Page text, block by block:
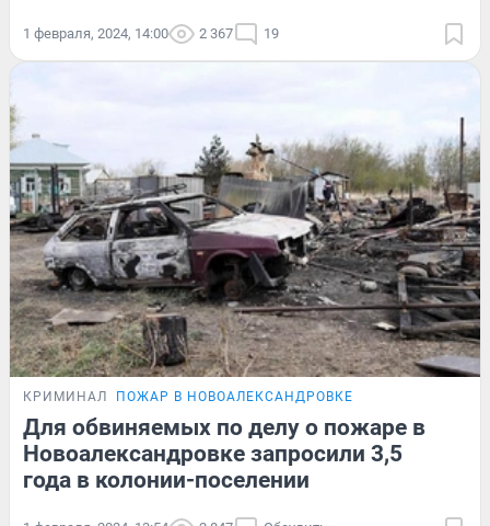
1 февраля, 2024, 14:00 2 367 19
КРИМИНАЛ ПОЖАР В НОВОАЛЕКСАНДРОВКЕ
Для обвиняемых по делу о пожаре в
Новоалександровке запросили 3,5
года в колонии-поселении